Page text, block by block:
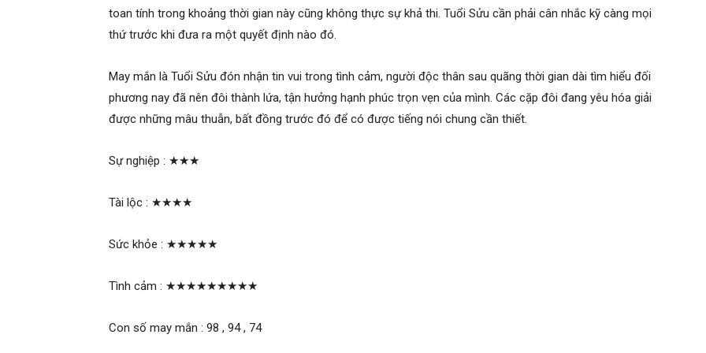
toan tính trong khoảng thời gian này cũng không thực sự khả thi. Tuổi Sửu cần phải cân nhắc kỹ càng mọi
thứ trước khi đưa ra một quyết định nào đó.
May mắn là Tuổi Sửu đón nhận tin vui trong tình cảm, người độc thân sau quãng thời gian dài tìm hiểu đối
phương nay đã nên đôi thành lứa, tận hưởng hạnh phúc trọn vẹn của mình. Các cặp đôi đang yêu hóa giải
được những mâu thuẫn, bất đồng trước đó để có được tiếng nói chung cần thiết.
Sự nghiệp : ★★★
Tài lộc : ★★★★
Sức khỏe : ★★★★★
Tình cảm : ★★★★★★★★★
Con số may mắn : 98 , 94 , 74